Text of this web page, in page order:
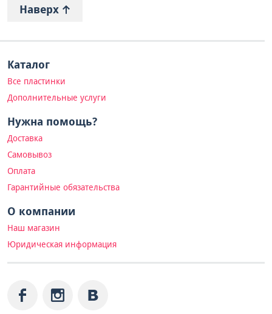
Наверх
Каталог
Все пластинки
Дополнительные услуги
Нужна помощь?
Доставка
Самовывоз
Оплата
Гарантийные обязательства
О компании
Наш магазин
Юридическая информация